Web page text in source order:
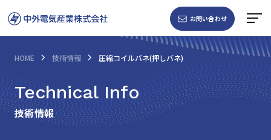
お問い合わせ
HOME 技術情報 圧縮コイルバネ(押しバネ)
Technical Info
技術情報